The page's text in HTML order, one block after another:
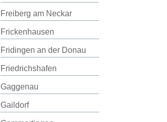
Freiberg am Neckar
Frickenhausen
Fridingen an der Donau
Friedrichshafen
Gaggenau
Gaildorf